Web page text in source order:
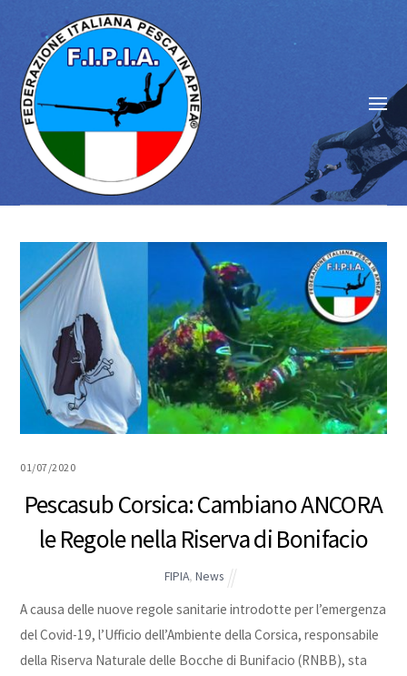
01/07/2020
Pescasub Corsica: Cambiano ANCORA
le Regole nella Riserva di Bonifacio
FIPIA,News
A causa delle nuove regole sanitarie introdotte per l’emergenza
del Covid-19, l’Ufficio dell’Ambiente della Corsica, responsabile
della Riserva Naturale delle Bocche di Bunifacio (RNBB), sta